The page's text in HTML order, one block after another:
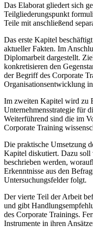
Das Elaborat gliedert sich
Teilgliederungspunkt
Teile mit anschließend
Das erste Kapitel
aktueller Fakten. Im
Diplomarbeit dargestellt.
konkretisieren den
der Begriff des Corporate
Organisationsentwicklung
Im zweiten Kapitel wird zu
Unternehmensstrategie für
Weiterführend sind die im
Corporate Training
Die praktische Umsetzung
Kapitel diskutiert. Dazu soll
beschrieben werden,
Erkenntnisse aus den
Untersuchungsfelder folgt.
Der vierte Teil der Arbeit
und gibt
des Corporate Trainings.
Instrumente in ihren